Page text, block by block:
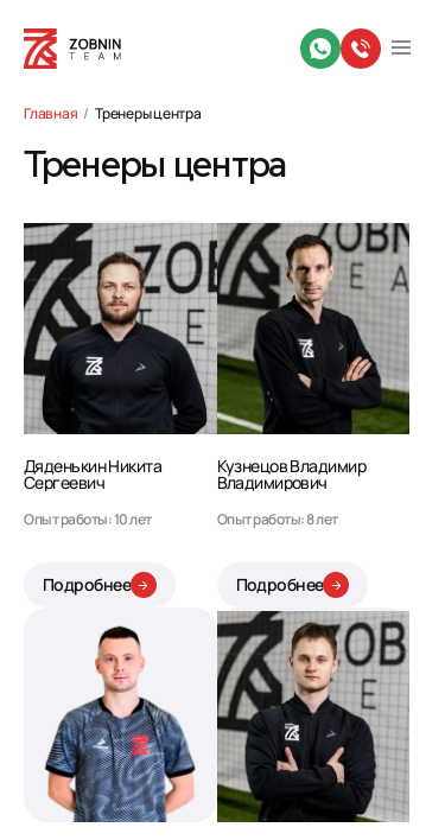
Главная Тренеры центра
Тренеры центра
Дяденькин Никита
Сергеевич
Опыт работы: 10 лет
Подробнее
Кузнецов Владимир
Владимирович
Опыт работы: 8 лет
Подробнее